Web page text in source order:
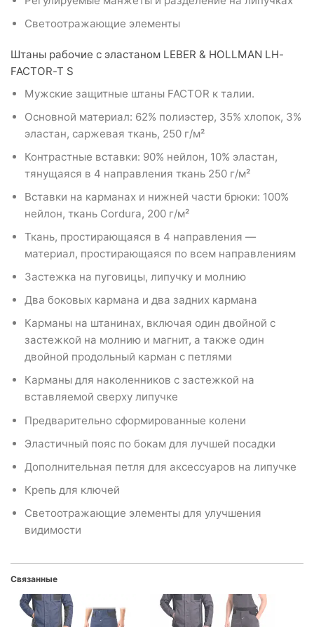
Светоотражающие элементы
Штаны рабочие с эластаном LEBER & HOLLMAN LH-
FACTOR-T S
Мужские защитные штаны FACTOR к талии.
Основной материал: 62% полиэстер, 35% хлопок, 3%
эластан, саржевая ткань, 250 г/м²
Контрастные вставки: 90% нейлон, 10% эластан,
тянущаяся в 4 направления ткань 250 г/м²
Вставки на карманах и нижней части брюки: 100%
нейлон, ткань Cordura, 200 г/м²
Ткань, простирающаяся в 4 направления —
материал, простирающаяся по всем направлениям
Застежка на пуговицы, липучку и молнию
Два боковых кармана и два задних кармана
Карманы на штанинах, включая один двойной с
застежкой на молнию и магнит, а также один
двойной продольный карман с петлями
Карманы для наколенников с застежкой на
вставляемой сверху липучке
Предварительно сформированные колени
Эластичный пояс по бокам для лучшей посадки
Дополнительная петля для аксессуаров на липучке
Крепь для ключей
Светоотражающие элементы для улучшения
видимости
Связанные